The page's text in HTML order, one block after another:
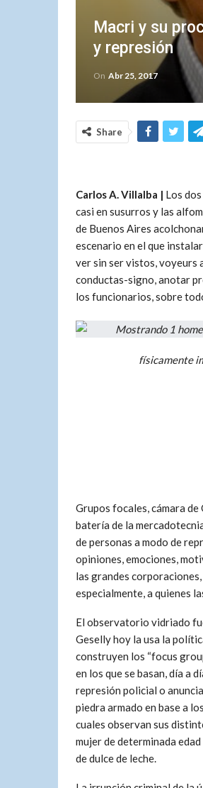
Macri y su
y represión
On Abr 25, 2017
Share
Carlos A. Villalba | Los
casi en susurros y las
de Buenos Aires
escenario en el que
ver sin ser vistos, voyeurs
conductas-signo, anotar
los funcionarios, sobre
físicamente
Grupos focales, cámara
batería de la
de personas a modo de
opiniones, emociones,
las grandes
especialmente, a quienes
El observatorio vidriado
Geselly hoy la usa la
construyen los “focus
en los que se basan, día a
represión policial o
piedra armado en base a
cuales observan sus
mujer de determinada
de dulce de leche.